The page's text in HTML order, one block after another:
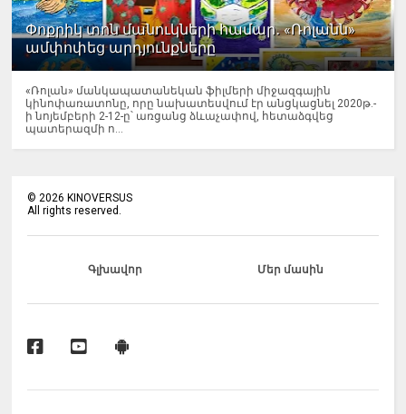
Փոքրիկ տոն մանուկների համար․ «Ռոլանն»
ամփոփեց արդյունքները
«Ռոլան» մանկապատանեկան ֆիլմերի միջազգային
կինոփառատոնը, որը նախատեսվում էր անցկացնել 2020թ.-
ի նոյեմբերի 2-12-ը՝ առցանց ձևաչափով, հետաձգվեց
պատերազմի ո...
©2026 KINOVERSUS
All rights reserved.
Գլխավոր Մեր մասին